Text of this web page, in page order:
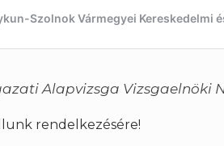
Alapvizsga Vizsgaelnöki
rendelkezésére!